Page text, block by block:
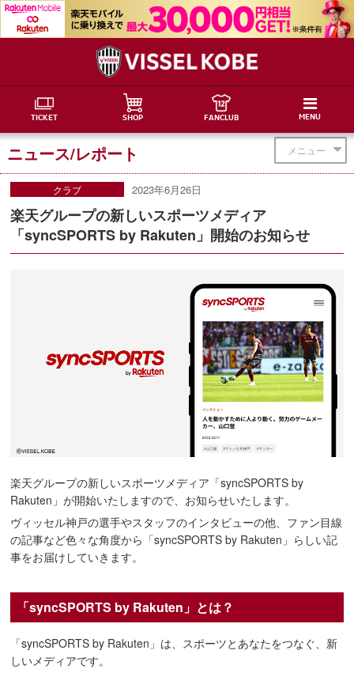
TICKET SHOP FANCLUB MENU
メニュー
ニュース/レポート
クラブ 2023年6月26日
楽天グループの新しいスポーツメディア
「syncSPORTS by Rakuten」開始のお知らせ
楽天グループの新しいスポーツメディア「syncSPORTS by
Rakuten」が開始いたしますので、お知らせいたします。
ヴィッセル神戸の選手やスタッフのインタビューの他、ファン目線
の記事など色々な角度から「syncSPORTS by Rakuten」らしい記
事をお届けしていきます。
「syncSPORTS by Rakuten」とは？
「syncSPORTS by Rakuten」は、スポーツとあなたをつなぐ、新
しいメディアです。